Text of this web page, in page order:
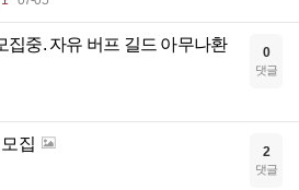
집중. 자유 버프 길드 아무나환
0
댓글
모집 2
댓글